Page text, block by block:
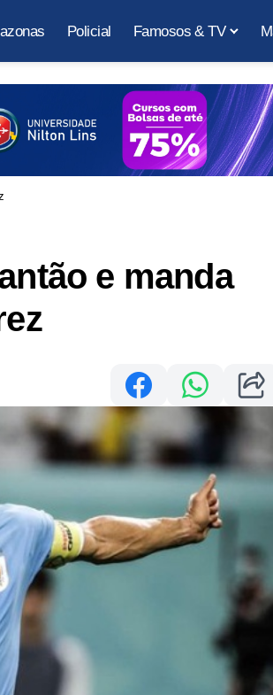
Policial Famosos & TV
e manda